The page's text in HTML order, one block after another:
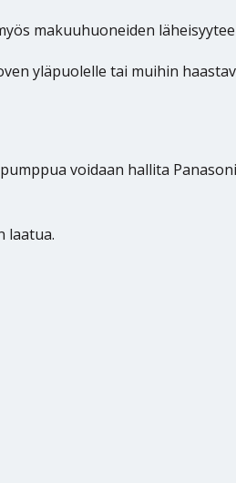
makuuhuoneiden
yläpuolelle tai muihin
voidaan hallita
laatua.